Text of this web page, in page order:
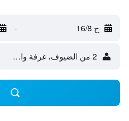
ح 16/8 -
2 من الضيوف، غرفة واحدة